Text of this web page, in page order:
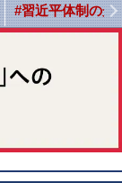
#習近平体制の光